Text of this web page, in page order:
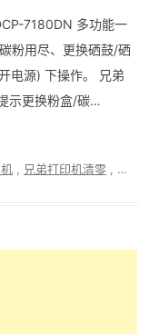
7180DN 多功能一
粉用尽、更换硒鼓/硒
电源) 下操作。 兄弟
示更换粉盒/碳…
兄弟打印机清零 加粉